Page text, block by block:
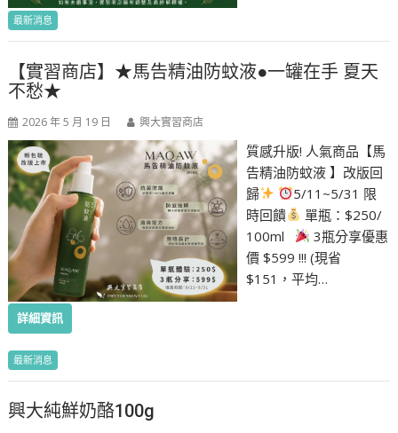
最新消息
【實習商店】★馬告精油防蚊液●一罐在手 夏天
不愁★
2026 年 5 月 19 日 興大實習商店
質感升版! 人氣商品【馬
告精油防蚊液 】改版回
歸
5/11~5/31 限
時回饋
單瓶：$250/
100ml
3瓶分享優惠
價 $599 !!! (現省
$151，平均…
詳細資訊
最新消息
興大純鮮奶酪100g